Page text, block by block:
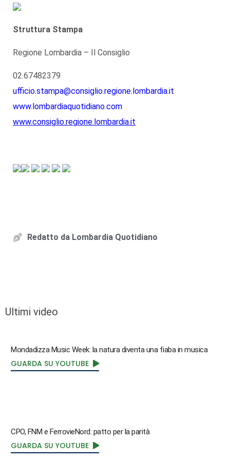
Struttura Stampa
Regione Lombardia – Il Consiglio
02.67482379
ufficio.stampa@consiglio.regione.lombardia.it
www.lombardiaquotidiano.com
www.consiglio.regione.lombardia.it
Redatto da Lombardia Quotidiano
Ultimi video
Mondadizza Music Week: la natura diventa una fiaba in musica
GUARDA SU YOUTUBE
CPO, FNM e FerrovieNord: patto per la parità
GUARDA SU YOUTUBE